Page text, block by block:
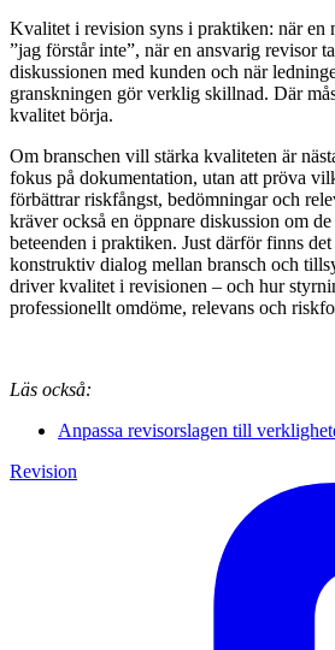
Kvalitet i revision syns i praktiken: när en
”jag förstår inte”, när en ansvarig revisor
diskussionen med kunden och när
granskningen gör verklig skillnad. Där
kvalitet börja.
Om branschen vill stärka kvaliteten är
fokus på dokumentation, utan att pröva
förbättrar riskfångst, bedömningar och
kräver också en öppnare diskussion om
beteenden i praktiken. Just därför finns
konstruktiv dialog mellan bransch och
driver kvalitet i revisionen – och hur
professionellt omdöme, relevans och
Läs också:
Anpassa revisorslagen till
Revision